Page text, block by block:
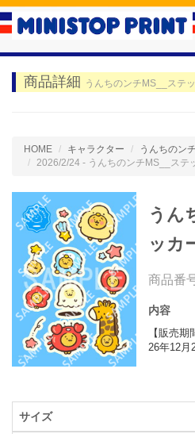
商品詳細 うんちのンチMS__ステ
HOME キャラクター
うんちのンチ
2026/2/24 - うんちのンチMS__ステ
うん
ッカ
商品番
内容
【販売
26年12月
サイズ